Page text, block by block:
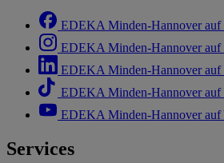
EDEKA Minden-Hannover auf
EDEKA Minden-Hannover auf
EDEKA Minden-Hannover auf
EDEKA Minden-Hannover
EDEKA Minden-Hannover auf
Services